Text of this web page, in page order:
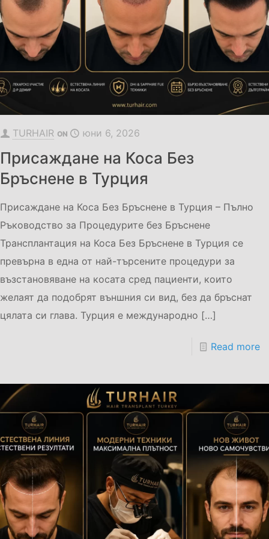
TURHAIR ON юни 6, 2026
Присаждане на Коса Без
Бръснене в Турция
Присаждане на Коса Без Бръснене в Турция – Пълно
Ръководство за Процедурите без Бръснене
Трансплантация на Коса Без Бръснене в Турция се
превърна в една от най-търсените процедури за
възстановяване на косата сред пациенти, които
желаят да подобрят външния си вид, без да бръснат
цялата си глава. Турция е международно […]
Read more